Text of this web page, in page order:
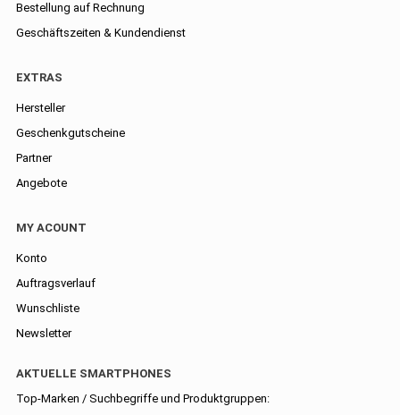
Bestellung auf Rechnung
Geschäftszeiten & Kundendienst
EXTRAS
Hersteller
Geschenkgutscheine
Partner
Angebote
MY ACOUNT
Konto
Auftragsverlauf
Wunschliste
Newsletter
AKTUELLE SMARTPHONES
Top-Marken / Suchbegriffe und Produktgruppen: